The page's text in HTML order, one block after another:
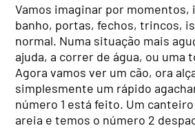
Vamos imaginar por momentos,
banho, portas, fechos, trincos,
normal. Numa situação mais
ajuda, a correr de água, ou uma
Agora vamos ver um cão, ora
simplesmente um rápido
número 1 está feito. Um
areia e temos o número 2